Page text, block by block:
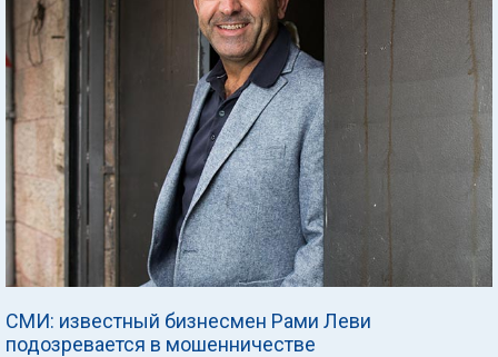
СМИ: известный бизнесмен Рами Леви
подозревается в мошенничестве